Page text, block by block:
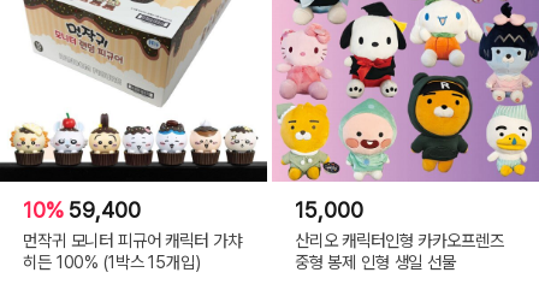
10% 59,400
먼작귀 모니터 피규어 캐릭터 가챠
히든 100% (1박스 15개입)
15,000
산리오 캐릭터인형 카카오프렌즈
중형 봉제 인형 생일 선물